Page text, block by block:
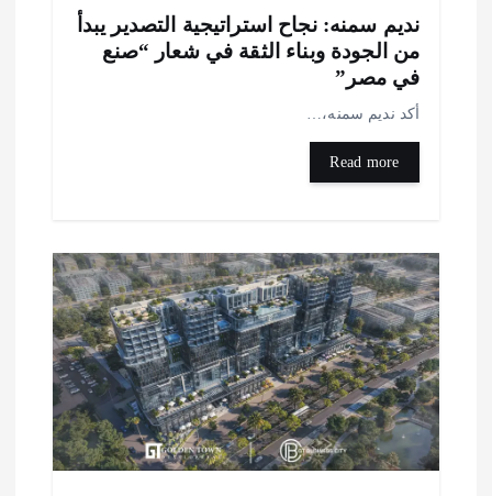
سمنه: نجاح استراتيجية التصدير يبدأ
الجودة وبناء الثقة في شعار “صنع
مصر”
نديم سمنه،…